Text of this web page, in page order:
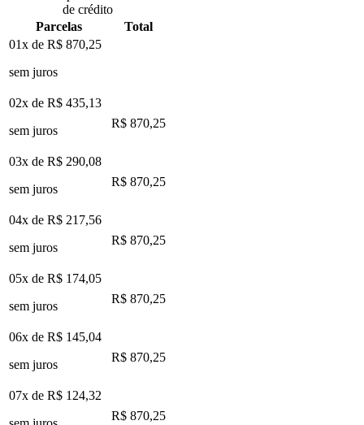
de crédito
Parcelas
Total
01x de R$ 870,25
sem juros
02x de R$ 435,13
sem juros
R$ 870,25
03x de R$ 290,08
sem juros
R$ 870,25
04x de R$ 217,56
sem juros
R$ 870,25
05x de R$ 174,05
sem juros
R$ 870,25
06x de R$ 145,04
sem juros
R$ 870,25
07x de R$ 124,32
R$ 870,25